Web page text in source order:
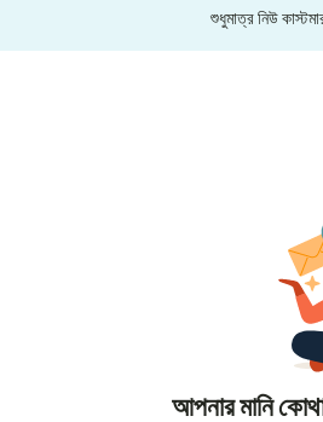
শুধুমাত্র নিউ
আপনার মানি